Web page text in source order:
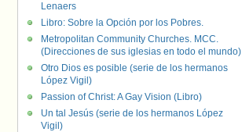
Lenaers
Libro: Sobre la Opción por los Pobres.
Metropolitan Community Churches. MCC.
(Direcciones de sus iglesias en todo el mundo)
Otro Dios es posible (serie de los hermanos
López Vigil)
Passion of Christ: A Gay Vision (Libro)
Un tal Jesús (serie de los hermanos López
Vigil)